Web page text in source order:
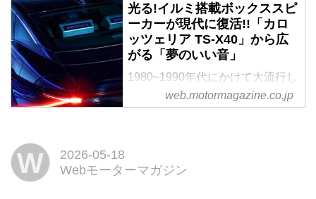
光る!イルミ搭載ボックススピ
ーカーが現代に復活!!「カロ
ッツェリア TS-X40」から広
がる「夢のいい音」
1980~1990年代にかけて大流行し
た「カスタムオーディオブーム」
の先駆けとなった名機が、令和に
2026年5月14日に発表された。純
web.motormagazine.co.jp
W
2026-05-18
Webモーターマガジン